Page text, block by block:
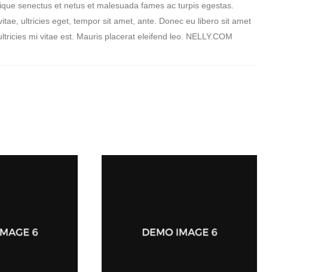
senectus et netus et malesuada fames ac turpis egestas.
ultricies eget, tempor sit amet, ante. Donec eu libero sit amet
mi vitae est. Mauris placerat eleifend leo. NELLY.COM